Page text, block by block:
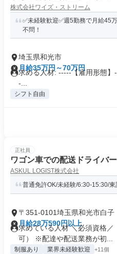
株式会社ワイズ・ストリーム
✅未経験歓迎✅週5勤務で月給45
不問！
埼玉県和光市
月給35万円～70万円
求める人材: -----【雇用形態
-...
シフト自由
正社員
ワゴン車での配送ドライバー
ASKUL LOGIST株式会社
普通免許OK/未経験/6:30-15:30/
〒351-0101埼玉県和光市白子
月給28万590円以上
求めている人材 ＼必須資格／
可） ※配達や配送業務が初...
制服あり 業界未経験歓迎 +11個